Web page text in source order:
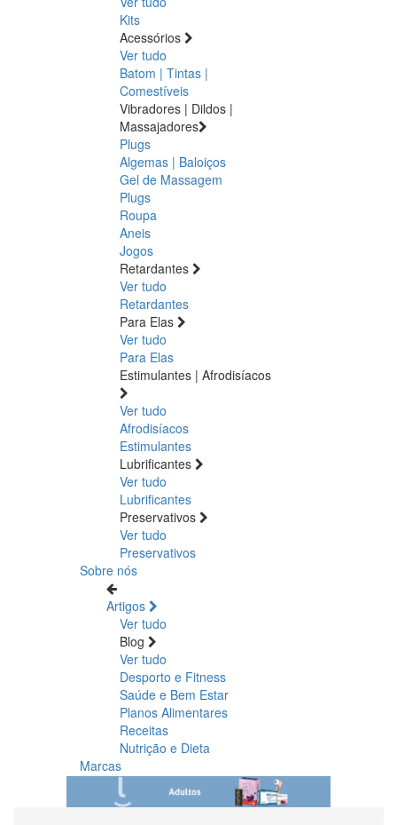
Kits
Acessórios
Ver tudo
Batom | Tintas |
Comestíveis
Vibradores | Dildos |
Massajadores
Plugs
Algemas | Baloiços
Gel de Massagem
Plugs
Roupa
Aneis
Jogos
Retardantes
Ver tudo
Retardantes
Para Elas
Ver tudo
Para Elas
Estimulantes | Afrodisíacos
Ver tudo
Afrodisíacos
Estimulantes
Lubrificantes
Ver tudo
Lubrificantes
Preservativos
Ver tudo
Preservativos
Sobre nós
Artigos
Ver tudo
Blog
Ver tudo
Desporto e Fitness
Saúde e Bem Estar
Planos Alimentares
Receitas
Nutrição e Dieta
Marcas